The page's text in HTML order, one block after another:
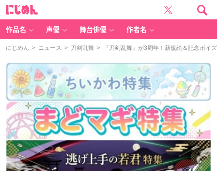
作品名 声優 舞台俳優 作者名
にじめん > ニュース > 刀剣乱舞 > 『刀剣乱舞』が3周年！新規絵＆記念ボイ